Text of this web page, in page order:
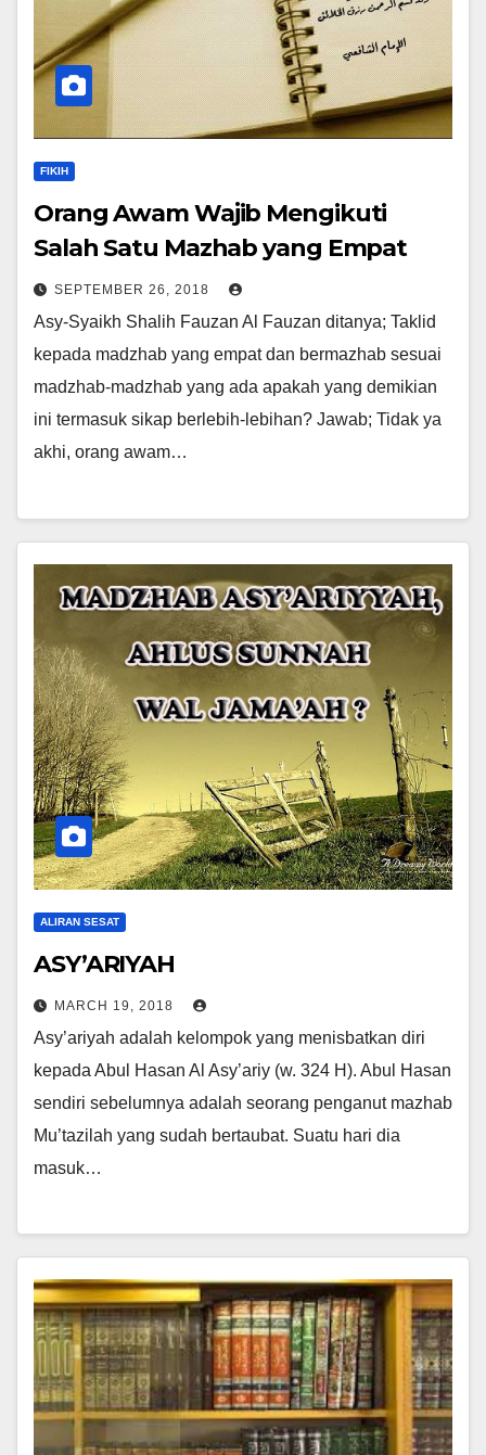
FIKIH
Orang Awam Wajib Mengikuti
Salah Satu Mazhab yang Empat
SEPTEMBER 26, 2018
Asy-Syaikh Shalih Fauzan Al Fauzan ditanya; Taklid
kepada madzhab yang empat dan bermazhab sesuai
madzhab-madzhab yang ada apakah yang demikian
ini termasuk sikap berlebih-lebihan? Jawab; Tidak ya
akhi, orang awam…
ALIRAN SESAT
ASY’ARIYAH
MARCH 19, 2018
Asy’ariyah adalah kelompok yang menisbatkan diri
kepada Abul Hasan Al Asy’ariy (w. 324 H). Abul Hasan
sendiri sebelumnya adalah seorang penganut mazhab
Mu’tazilah yang sudah bertaubat. Suatu hari dia
masuk…